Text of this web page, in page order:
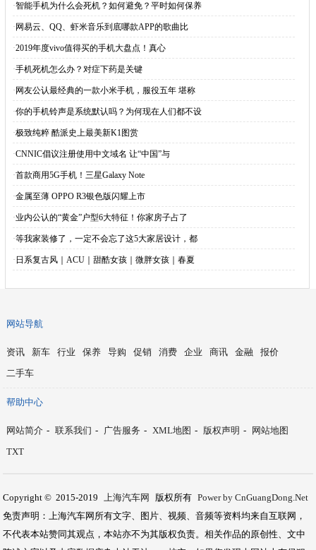
·智能手机为什么会死机？如何避免？平时如何保养
· 网易云、QQ、虾米音乐到底哪款APP的歌曲比
·2019年度vivo值得买的手机大盘点！真心
·手机死机怎么办？对症下药是关键
· 网友公认最经典的一款小米手机，服役五年 堪称
·你的手机铃声是系统默认吗？为何现在人们都不设
·极致纯粹 酷派史上最美新K1图赏
·CNNIC倡议注册使用中文域名 让“中国”与
·首款商用5G手机！三星Galaxy Note
·金属至薄 OPPO R3银色版闪耀上市
·业内公认的“黄金”户型6大特征！你家房子占了
·等我家装修了，一定不会忘了这5大家居设计，都
· 日系复古风｜ACU｜甜酷女孩｜微胖女孩｜春夏
网站导航
资讯 新车 行业 保养 导购 促销 消费 企业 商讯 金融
报价
二手车
帮助中心
网站简介 - 联系我们 - 广告服务 - XML地图 - 版权声明 -
网站地图
TXT
Copyright © 2015-2019 上海汽车网 版权所有 Power by CnGuangDong.Net
免责声明：上海汽车网所有文字、图片、视频、音频等资料均来自互联网，
不代表本站赞同其观点，本站亦不为其版权负责。相关作品的原创性、文中